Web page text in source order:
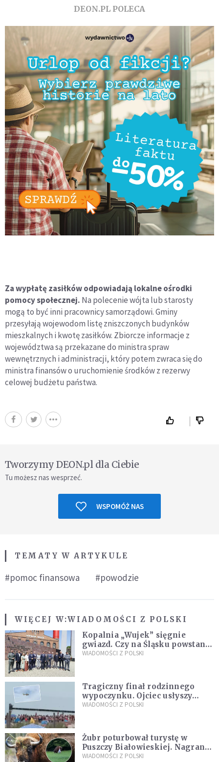
DEON.PL POLECA
Za wypłatę zasiłków odpowiadają lokalne ośrodki
pomocy społecznej. Na polecenie wójta lub starosty
mogą to być inni pracownicy samorządowi. Gminy
przesyłają wojewodom listę zniszczonych budynków
mieszkalnych i kwotę zasiłków. Zbiorcze informacje z
województwa są przekazane do ministra spraw
wewnętrznych i administracji, który potem zwraca się do
ministra finansów o uruchomienie środków z rezerwy
celowej budżetu państwa.
Tworzymy DEON.pl dla Ciebie
Tu możesz nas wesprzeć.
WSPOMÓŻ NAS
TEMATY W ARTYKULE
#pomoc finansowa #powodzie
WIĘCEJ W:WIADOMOŚCI Z POLSKI
Kopalnia „Wujek” sięgnie
gwiazd. Czy na Śląsku powstanie
„Dolina Krzemowa”?
WIADOMOŚCI Z POLSKI
Tragiczny finał rodzinnego
wypoczynku. Ojciec usłyszy
zarzuty
WIADOMOŚCI Z POLSKI
Żubr poturbował turystę w
Puszczy Białowieskiej. Nagranie
daje do myślenia
WIADOMOŚCI Z POLSKI